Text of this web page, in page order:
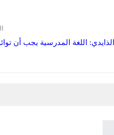
اللغة المدرسية يجب أن